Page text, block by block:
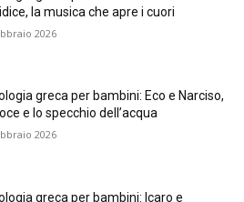
la musica che apre i cuori
2026
greca per bambini: Eco e Narciso,
e lo specchio dell’acqua
2026
greca per bambini: Icaro e